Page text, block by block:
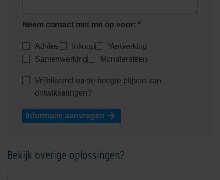
Neem contact met me op voor: *
Advies Inkoop
Verwerking
Samenwerking
Monstersteen
Vrijblijvend op de hoogte blijven van
ontwikkelingen?
Informatie aanvragen
Bekijk overige oplossingen?